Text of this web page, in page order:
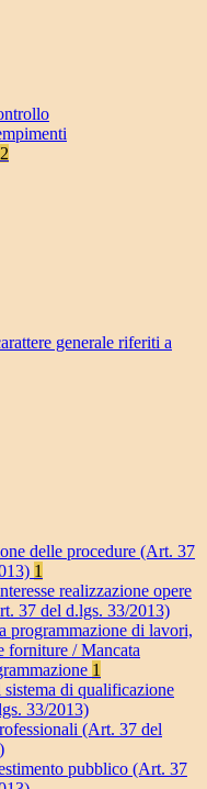
generale riferiti a
delle procedure (Art. 37
1
realizzazione opere
37 del d.lgs. 33/2013)
programmazione di lavori,
forniture / Mancata
1
di qualificazione
33/2013)
(Art. 37 del
pubblico (Art. 37